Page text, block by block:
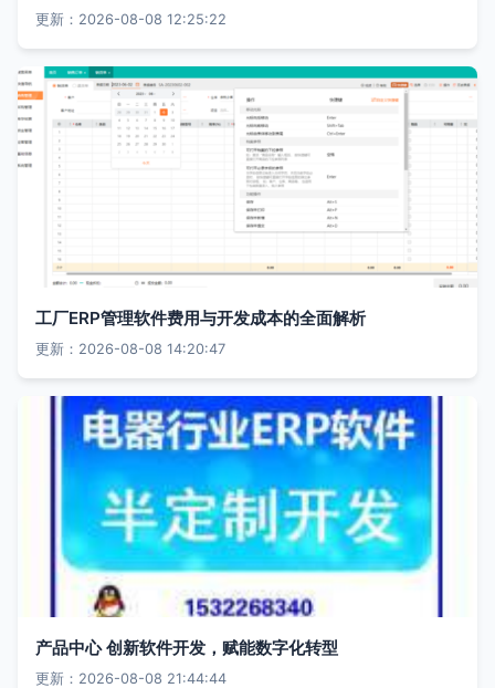
更新：2026-08-08 12:25:22
工厂ERP管理软件费用与开发成本的全面解析
更新：2026-08-08 14:20:47
产品中心 创新软件开发，赋能数字化转型
更新：2026-08-08 21:44:44